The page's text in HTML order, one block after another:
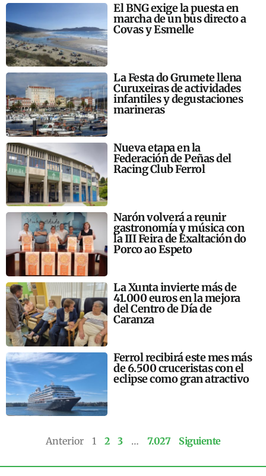
El BNG exige la puesta en
marcha de un bus directo a
Covas y Esmelle
La Festa do Grumete llena
Curuxeiras de actividades
infantiles y degustaciones
marineras
Nueva etapa en la
Federación de Peñas del
Racing Club Ferrol
Narón volverá a reunir
gastronomía y música con
la III Feira de Exaltación do
Porco ao Espeto
La Xunta invierte más de
41.000 euros en la mejora
del Centro de Día de
Caranza
Ferrol recibirá este mes más
de 6.500 cruceristas con el
eclipse como gran atractivo
Anterior 1 2 3 … 7.027 Siguiente